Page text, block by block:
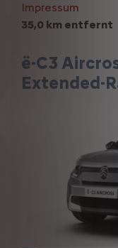
35,0 km entfernt
ë-C3
Extended-
Impressum